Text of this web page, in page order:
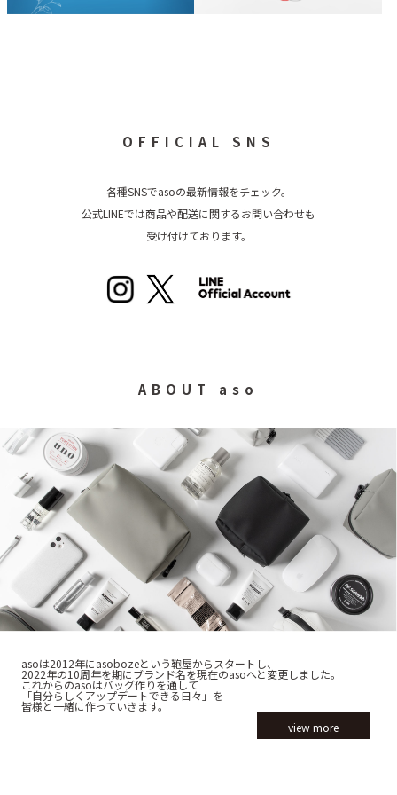
OFFICIAL SNS
各種SNSでasoの最新情報をチェック。
公式LINEでは商品や配送に関するお問い合わせも
受け付けております。
ABOUT aso
asoは2012年にasobozeという鞄屋からスタートし、
2022年の10周年を期にブランド名を現在のasoへと変更しました。
これからのasoはバッグ作りを通して
「自分らしくアップデートできる日々」を
皆様と一緒に作っていきます。
view more